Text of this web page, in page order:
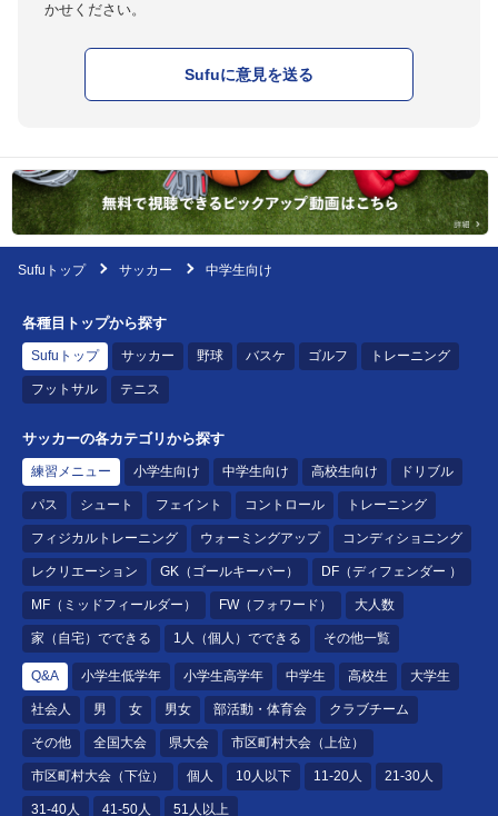
かせください。
Sufuに意見を送る
Sufuトップ サッカー 中学生向け
各種目トップから探す
Sufuトップ サッカー 野球 バスケ ゴルフ トレーニング
フットサル テニス
サッカーの各カテゴリから探す
練習メニュー 小学生向け 中学生向け 高校生向け ドリブル
パス シュート フェイント コントロール トレーニング
フィジカルトレーニング ウォーミングアップ コンディショニング
レクリエーション GK（ゴールキーパー） DF（ディフェンダー ）
MF（ミッドフィールダー） FW（フォワード） 大人数
家（自宅）でできる 1人（個人）でできる その他一覧
Q&A 小学生低学年 小学生高学年 中学生 高校生 大学生
社会人 男 女 男女 部活動・体育会 クラブチーム
その他 全国大会 県大会 市区町村大会（上位）
市区町村大会（下位） 個人 10人以下 11-20人 21-30人
31-40人 41-50人 51人以上